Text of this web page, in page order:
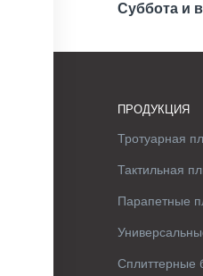
Суббота и
ПРОДУКЦИЯ
Тротуарная
Тактильная
Парапетные
Сплиттерные